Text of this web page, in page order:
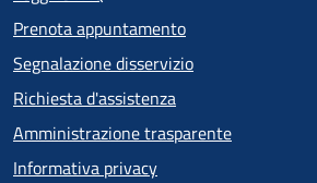
Prenota appuntamento
Segnalazione disservizio
Richiesta d'assistenza
Amministrazione trasparente
Informativa privacy